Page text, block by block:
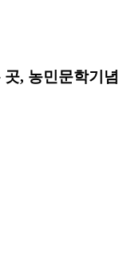
, 농민문학기념